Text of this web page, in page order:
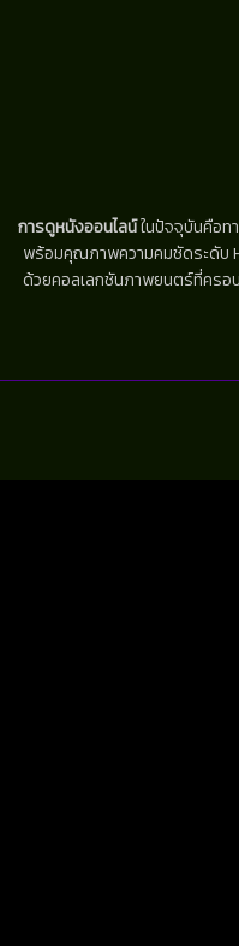
การดูหนังออนไลน์ในปัจจุบันคือท
พร้อมคุณภาพความคมชัดระดับ
ด้วยคอลเลกชันภาพยนตร์ที่ครอบ